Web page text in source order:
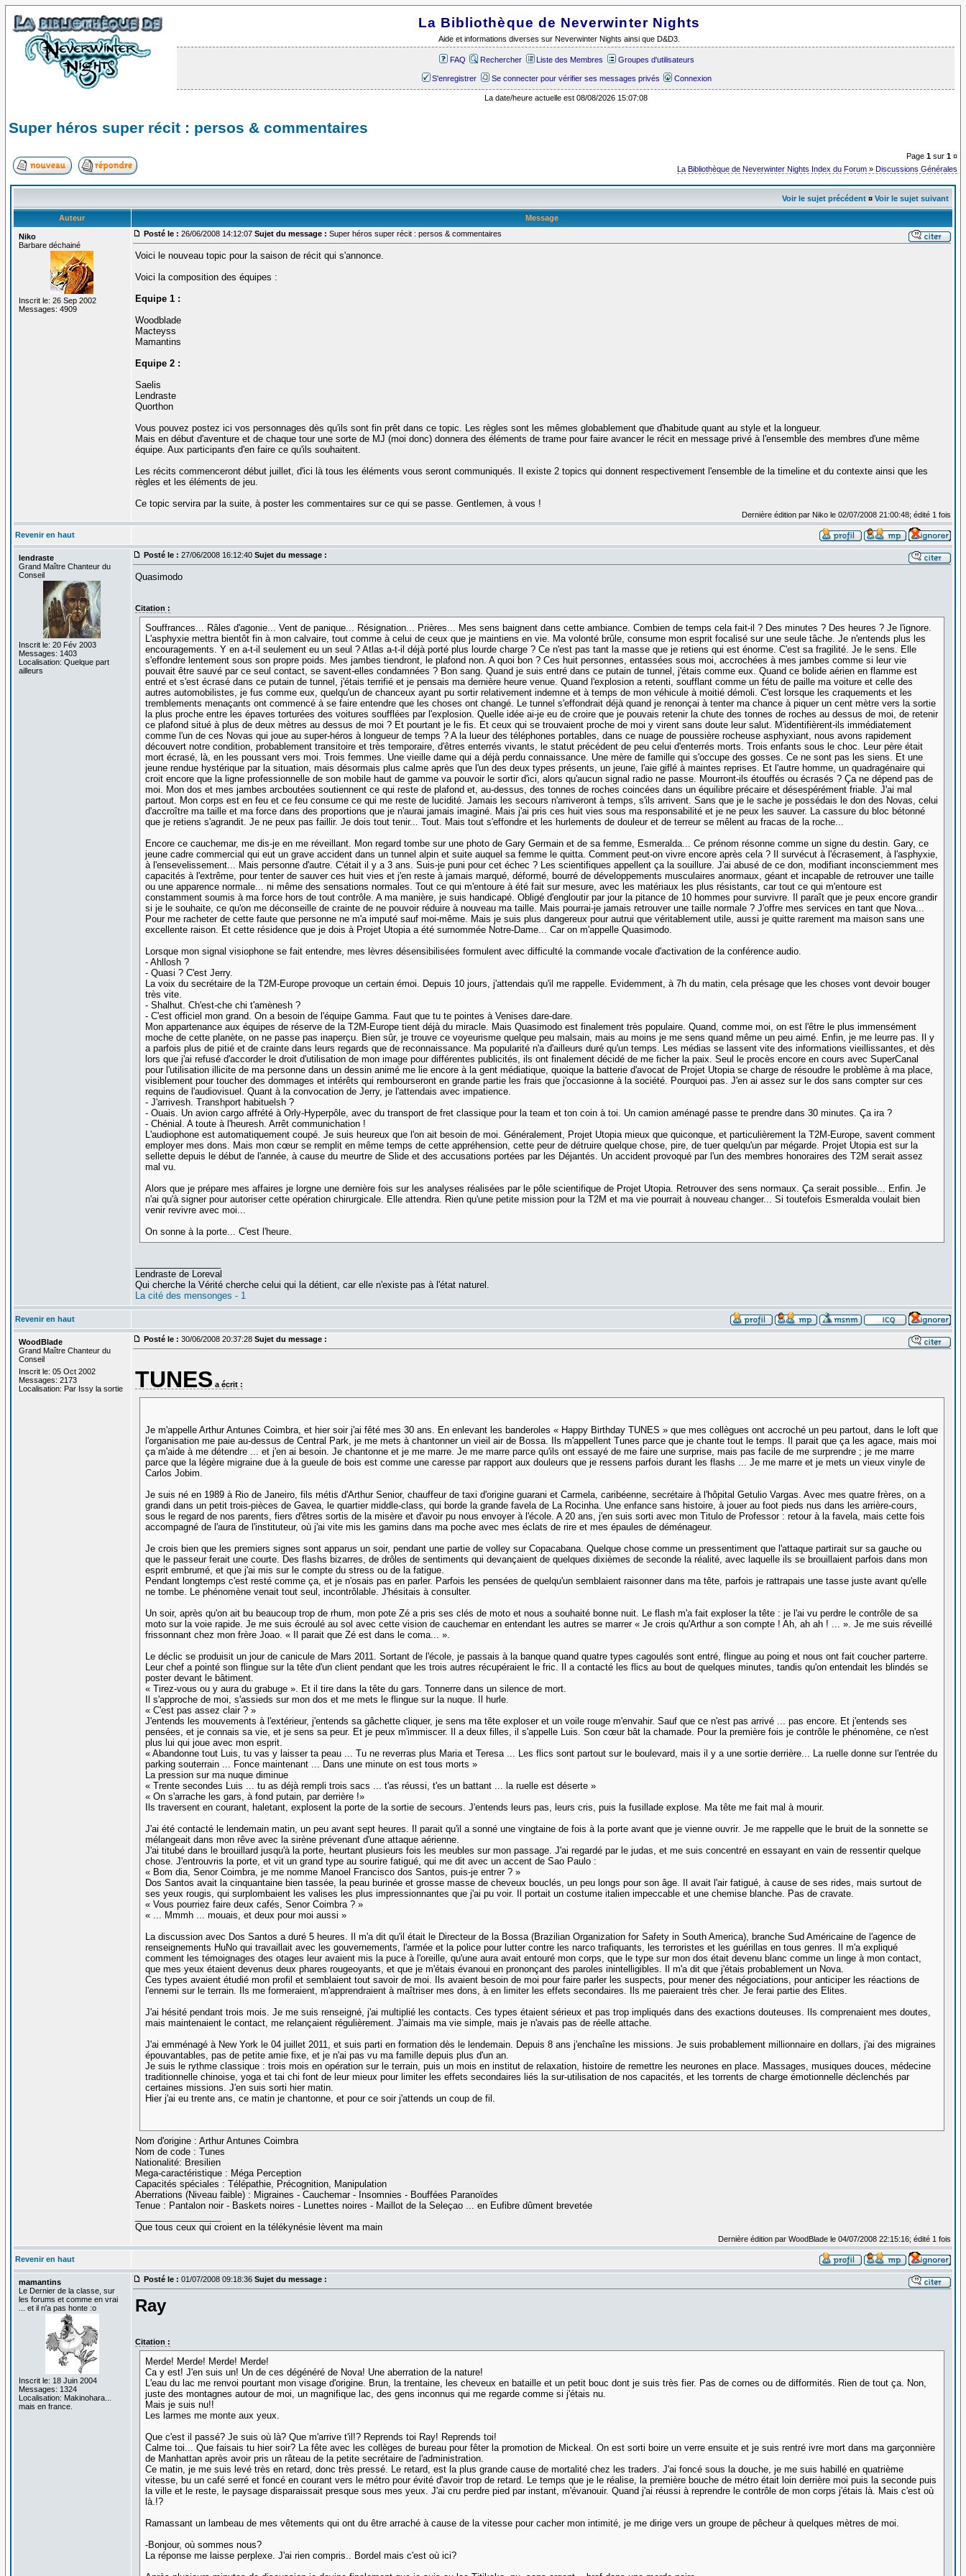
La Bibliothèque de Neverwinter Nights
Aide et informations diverses sur Neverwinter Nights ainsi que D&D3.
FAQ Rechercher Liste des Membres Groupes d'utilisateurs
S'enregistrer Se connecter pour vérifier ses messages privés Connexion
La date/heure actuelle est 08/08/2026 15:07:08
Super héros super récit : persos & commentaires
Page1 sur1 ¤
La Bibliothèque de Neverwinter Nights Index du Forum »Discussions Générales
Voir le sujet précédent¤ Voir le sujet suivant
Auteur Message
Niko
Barbare déchainé
Inscrit le: 26 Sep 2002
Messages: 4909
Posté le : 26/06/2008 14:12:07 Sujet du message : Super héros super récit : persos & commentaires
Voici le nouveau topic pour la saison de récit qui s'annonce.
Voici la composition des équipes :
Equipe 1 :
Woodblade
Macteyss
Mamantins
Equipe 2 :
Saelis
Lendraste
Quorthon
Vous pouvez postez ici vos personnages dès qu'ils sont fin prêt dans ce topic. Les règles sont les mêmes globablement que d'habitude quant au style et la longueur.
Mais en début d'aventure et de chaque tour une sorte de MJ (moi donc) donnera des éléments de trame pour faire avancer le récit en message privé à l'ensemble des membres d'une même
équipe. Aux participants d'en faire ce qu'ils souhaitent.
Les récits commenceront début juillet, d'ici là tous les éléments vous seront communiqués. Il existe 2 topics qui donnent respectivement l'ensemble de la timeline et du contexte ainsi que les
règles et les éléments de jeu.
Ce topic servira par la suite, à poster les commentaires sur ce qui se passe. Gentlemen, à vous !
Dernière édition par Niko le 02/07/2008 21:00:48; édité 1 fois
Revenir en haut
lendraste
Grand Maître Chanteur du
Conseil
Inscrit le: 20 Fév 2003
Messages: 1403
Localisation: Quelque part
ailleurs
Posté le : 27/06/2008 16:12:40 Sujet du message :
Quasimodo
Citation :
Souffrances... Râles d'agonie... Vent de panique... Résignation... Prières... Mes sens baignent dans cette ambiance. Combien de temps cela fait-il ? Des minutes ? Des heures ? Je l'ignore.
L'asphyxie mettra bientôt fin à mon calvaire, tout comme à celui de ceux que je maintiens en vie. Ma volonté brûle, consume mon esprit focalisé sur une seule tâche. Je n'entends plus les
encouragements. Y en a-t-il seulement eu un seul ? Atlas a-t-il déjà porté plus lourde charge ? Ce n'est pas tant la masse que je retiens qui est énorme. C'est sa fragilité. Je le sens. Elle
s'effondre lentement sous son propre poids. Mes jambes tiendront, le plafond non. A quoi bon ? Ces huit personnes, entassées sous moi, accrochées à mes jambes comme si leur vie
pouvait être sauvé par ce seul contact, se savent-elles condamnées ? Bon sang. Quand je suis entré dans ce putain de tunnel, j'étais comme eux. Quand ce bolide aérien en flamme est
entré et s'est écrasé dans ce putain de tunnel, j'étais terrifié et je pensais ma dernière heure venue. Quand l'explosion a retenti, soufflant comme un fétu de paille ma voiture et celle des
autres automobilistes, je fus comme eux, quelqu'un de chanceux ayant pu sortir relativement indemne et à temps de mon véhicule à moitié démoli. C'est lorsque les craquements et les
tremblements menaçants ont commencé à se faire entendre que les choses ont changé. Le tunnel s'effondrait déjà quand je renonçai à tenter ma chance à piquer un cent mètre vers la sortie
la plus proche entre les épaves torturées des voitures soufflées par l'explosion. Quelle idée ai-je eu de croire que je pouvais retenir la chute des tonnes de roches au dessus de moi, de retenir
ce plafond situé à plus de deux mètres au dessus de moi ? Et pourtant je le fis. Et ceux qui se trouvaient proche de moi y virent sans doute leur salut. M'identifièrent-ils immédiatement
comme l'un de ces Novas qui joue au super-héros à longueur de temps ? A la lueur des téléphones portables, dans ce nuage de poussière rocheuse asphyxiant, nous avons rapidement
découvert notre condition, probablement transitoire et très temporaire, d'êtres enterrés vivants, le statut précédent de peu celui d'enterrés morts. Trois enfants sous le choc. Leur père était
mort écrasé, là, en les poussant vers moi. Trois femmes. Une vieille dame qui a déjà perdu connaissance. Une mère de famille qui s'occupe des gosses. Ce ne sont pas les siens. Et une
jeune rendue hystérique par la situation, mais désormais plus calme après que l'un des deux types présents, un jeune, l'aie giflé à maintes reprises. Et l'autre homme, un quadragénaire qui
croit encore que la ligne professionnelle de son mobile haut de gamme va pouvoir le sortir d'ici, alors qu'aucun signal radio ne passe. Mourront-ils étouffés ou écrasés ? Ça ne dépend pas de
moi. Mon dos et mes jambes arcboutées soutiennent ce qui reste de plafond et, au-dessus, des tonnes de roches coincées dans un équilibre précaire et désespérément friable. J'ai mal
partout. Mon corps est en feu et ce feu consume ce qui me reste de lucidité. Jamais les secours n'arriveront à temps, s'ils arrivent. Sans que je le sache je possédais le don des Novas, celui
d'accroître ma taille et ma force dans des proportions que je n'aurai jamais imaginé. Mais j'ai pris ces huit vies sous ma responsabilité et je ne peux les sauver. La cassure du bloc bétonné
que je retiens s'agrandit. Je ne peux pas faillir. Je dois tout tenir... Tout. Mais tout s'effondre et les hurlements de douleur et de terreur se mêlent au fracas de la roche...
Encore ce cauchemar, me dis-je en me réveillant. Mon regard tombe sur une photo de Gary Germain et de sa femme, Esmeralda... Ce prénom résonne comme un signe du destin. Gary, ce
jeune cadre commercial qui eut un grave accident dans un tunnel alpin et suite auquel sa femme le quitta. Comment peut-on vivre encore après cela ? Il survécut à l'écrasement, à l'asphyxie,
à l'ensevelissement... Mais personne d'autre. C'était il y a 3 ans. Suis-je puni pour cet échec ? Les scientifiques appellent ça la souillure. J'ai abusé de ce don, modifiant inconsciemment mes
capacités à l'extrême, pour tenter de sauver ces huit vies et j'en reste à jamais marqué, déformé, bourré de développements musculaires anormaux, géant et incapable de retrouver une taille
ou une apparence normale... ni même des sensations normales. Tout ce qui m'entoure à été fait sur mesure, avec les matériaux les plus résistants, car tout ce qui m'entoure est
constamment soumis à ma force hors de tout contrôle. A ma manière, je suis handicapé. Obligé d'engloutir par jour la pitance de 10 hommes pour survivre. Il paraît que je peux encore grandir
si je le souhaite, ce qu'on me déconseille de crainte de ne pouvoir réduire à nouveau ma taille. Mais pourrai-je jamais retrouver une taille normale ? J'offre mes services en tant que Nova...
Pour me racheter de cette faute que personne ne m'a imputé sauf moi-même. Mais je suis plus dangereux pour autrui que véritablement utile, aussi je quitte rarement ma maison sans une
excellente raison. Et cette résidence que je dois à Projet Utopia a été surnommée Notre-Dame... Car on m'appelle Quasimodo.
Lorsque mon signal visiophone se fait entendre, mes lèvres désensibilisées formulent avec difficulté la commande vocale d'activation de la conférence audio.
- Ahllosh ?
- Quasi ? C'est Jerry.
La voix du secrétaire de la T2M-Europe provoque un certain émoi. Depuis 10 jours, j'attendais qu'il me rappelle. Evidemment, à 7h du matin, cela présage que les choses vont devoir bouger
très vite.
- Shalhut. Ch'est-che chi t'amènesh ?
- C'est officiel mon grand. On a besoin de l'équipe Gamma. Faut que tu te pointes à Venises dare-dare.
Mon appartenance aux équipes de réserve de la T2M-Europe tient déjà du miracle. Mais Quasimodo est finalement très populaire. Quand, comme moi, on est l'être le plus immensément
moche de cette planète, on ne passe pas inaperçu. Bien sûr, je trouve ce voyeurisme quelque peu malsain, mais au moins je me sens quand même un peu aimé. Enfin, je me leurre pas. Il y
a parfois plus de pitié et de crainte dans leurs regards que de reconnaissance. Ma popularité n'a d'ailleurs duré qu'un temps. Les médias se lassent vite des informations vieillissantes, et dès
lors que j'ai refusé d'accorder le droit d'utilisation de mon image pour différentes publicités, ils ont finalement décidé de me ficher la paix. Seul le procès encore en cours avec SuperCanal
pour l'utilisation illicite de ma personne dans un dessin animé me lie encore à la gent médiatique, quoique la batterie d'avocat de Projet Utopia se charge de résoudre le problème à ma place,
visiblement pour toucher des dommages et intérêts qui rembourseront en grande partie les frais que j'occasionne à la société. Pourquoi pas. J'en ai assez sur le dos sans compter sur ces
requins de l'audiovisuel. Quant à la convocation de Jerry, je l'attendais avec impatience.
- J'arrivesh. Transhport habituelsh ?
- Ouais. Un avion cargo affrété à Orly-Hyperpôle, avec du transport de fret classique pour la team et ton coin à toi. Un camion aménagé passe te prendre dans 30 minutes. Ça ira ?
- Chénial. A toute à l'heuresh. Arrêt communichation !
L'audiophone est automatiquement coupé. Je suis heureux que l'on ait besoin de moi. Généralement, Projet Utopia mieux que quiconque, et particulièrement la T2M-Europe, savent comment
employer mes dons. Mais mon cœur se remplit en même temps de cette appréhension, cette peur de détruire quelque chose, pire, de tuer quelqu'un par mégarde. Projet Utopia est sur la
sellette depuis le début de l'année, à cause du meurtre de Slide et des accusations portées par les Déjantés. Un accident provoqué par l'un des membres honoraires des T2M serait assez
mal vu.
Alors que je prépare mes affaires je lorgne une dernière fois sur les analyses réalisées par le pôle scientifique de Projet Utopia. Retrouver des sens normaux. Ça serait possible... Enfin. Je
n'ai qu'à signer pour autoriser cette opération chirurgicale. Elle attendra. Rien qu'une petite mission pour la T2M et ma vie pourrait à nouveau changer... Si toutefois Esmeralda voulait bien
venir revivre avec moi...
On sonne à la porte... C'est l'heure.
Lendraste de Loreval
Qui cherche la Vérité cherche celui qui la détient, car elle n'existe pas à l'état naturel.
La cité des mensonges - 1
Revenir en haut
WoodBlade
Grand Maître Chanteur du
Conseil
Inscrit le: 05 Oct 2002
Messages: 2173
Localisation: Par Issy la sortie
Posté le : 30/06/2008 20:37:28 Sujet du message :
TUNES a écrit :
Je m'appelle Arthur Antunes Coimbra, et hier soir j'ai fêté mes 30 ans. En enlevant les banderoles « Happy Birthday TUNES » que mes collègues ont accroché un peu partout, dans le loft que
l'organisation me paie au-dessus de Central Park, je me mets à chantonner un vieil air de Bossa. Ils m'appellent Tunes parce que je chante tout le temps. Il parait que ça les agace, mais moi
ça m'aide à me détendre ... et j'en ai besoin. Je chantonne et je me marre. Je me marre parce qu'ils ont essayé de me faire une surprise, mais pas facile de me surprendre ; je me marre
parce que la légère migraine due à la gueule de bois est comme une caresse par rapport aux douleurs que je ressens parfois durant les flashs ... Je me marre et je mets un vieux vinyle de
Carlos Jobim.
Je suis né en 1989 à Rio de Janeiro, fils métis d'Arthur Senior, chauffeur de taxi d'origine guarani et Carmela, caribéenne, secrétaire à l'hôpital Getulio Vargas. Avec mes quatre frères, on a
grandi dans un petit trois-pièces de Gavea, le quartier middle-class, qui borde la grande favela de La Rocinha. Une enfance sans histoire, à jouer au foot pieds nus dans les arrière-cours,
sous le regard de nos parents, fiers d'êtres sortis de la misère et d'avoir pu nous envoyer à l'école. A 20 ans, j'en suis sorti avec mon Titulo de Professor : retour à la favela, mais cette fois
accompagné de l'aura de l'instituteur, où j'ai vite mis les gamins dans ma poche avec mes éclats de rire et mes épaules de déménageur.
Je crois bien que les premiers signes sont apparus un soir, pendant une partie de volley sur Copacabana. Quelque chose comme un pressentiment que l'attaque partirait sur sa gauche ou
que le passeur ferait une courte. Des flashs bizarres, de drôles de sentiments qui devançaient de quelques dixièmes de seconde la réalité, avec laquelle ils se brouillaient parfois dans mon
esprit embrumé, et que j'ai mis sur le compte du stress ou de la fatigue.
Pendant longtemps c'est resté comme ça, et je n'osais pas en parler. Parfois les pensées de quelqu'un semblaient raisonner dans ma tête, parfois je rattrapais une tasse juste avant qu'elle
ne tombe. Le phénomène venait tout seul, incontrôlable. J'hésitais à consulter.
Un soir, après qu'on ait bu beaucoup trop de rhum, mon pote Zé a pris ses clés de moto et nous a souhaité bonne nuit. Le flash m'a fait exploser la tête : je l'ai vu perdre le contrôle de sa
moto sur la voie rapide. Je me suis écroulé au sol avec cette vision de cauchemar en entendant les autres se marrer « Je crois qu'Arthur a son compte ! Ah, ah ah ! ... ». Je me suis réveillé
frissonnant chez mon frère Joao. « Il parait que Zé est dans le coma... ».
Le déclic se produisit un jour de canicule de Mars 2011. Sortant de l'école, je passais à la banque quand quatre types cagoulés sont entré, flingue au poing et nous ont fait coucher parterre.
Leur chef a pointé son flingue sur la tête d'un client pendant que les trois autres récupéraient le fric. Il a contacté les flics au bout de quelques minutes, tandis qu'on entendait les blindés se
poster devant le bâtiment.
« Tirez-vous ou y aura du grabuge ». Et il tire dans la tête du gars. Tonnerre dans un silence de mort.
Il s'approche de moi, s'assieds sur mon dos et me mets le flingue sur la nuque. Il hurle.
« C'est pas assez clair ? »
J'entends les mouvements à l'extérieur, j'entends sa gâchette cliquer, je sens ma tête exploser et un voile rouge m'envahir. Sauf que ce n'est pas arrivé ... pas encore. Et j'entends ses
pensées, et je connais sa vie, et je sens sa peur. Et je peux m'immiscer. Il a deux filles, il s'appelle Luis. Son cœur bât la chamade. Pour la première fois je contrôle le phénomène, ce n'est
plus lui qui joue avec mon esprit.
« Abandonne tout Luis, tu vas y laisser ta peau ... Tu ne reverras plus Maria et Teresa ... Les flics sont partout sur le boulevard, mais il y a une sortie derrière... La ruelle donne sur l'entrée du
parking souterrain ... Fonce maintenant ... Dans une minute on est tous morts »
La pression sur ma nuque diminue
« Trente secondes Luis ... tu as déjà rempli trois sacs ... t'as réussi, t'es un battant ... la ruelle est déserte »
« On s'arrache les gars, à fond putain, par derrière !»
Ils traversent en courant, haletant, explosent la porte de la sortie de secours. J'entends leurs pas, leurs cris, puis la fusillade explose. Ma tête me fait mal à mourir.
J'ai été contacté le lendemain matin, un peu avant sept heures. Il parait qu'il a sonné une vingtaine de fois à la porte avant que je vienne ouvrir. Je me rappelle que le bruit de la sonnette se
mélangeait dans mon rêve avec la sirène prévenant d'une attaque aérienne.
J'ai titubé dans le brouillard jusqu'à la porte, heurtant plusieurs fois les meubles sur mon passage. J'ai regardé par le judas, et me suis concentré en essayant en vain de ressentir quelque
chose. J'entrouvris la porte, et vit un grand type au sourire fatigué, qui me dit avec un accent de Sao Paulo :
« Bom dia, Senor Coimbra, je me nomme Manoel Francisco dos Santos, puis-je entrer ? »
Dos Santos avait la cinquantaine bien tassée, la peau burinée et grosse masse de cheveux bouclés, un peu longs pour son âge. Il avait l'air fatigué, à cause de ses rides, mais surtout de
ses yeux rougis, qui surplombaient les valises les plus impressionnantes que j'ai pu voir. Il portait un costume italien impeccable et une chemise blanche. Pas de cravate.
« Vous pourriez faire deux cafés, Senor Coimbra ? »
« ... Mmmh ... mouais, et deux pour moi aussi »
La discussion avec Dos Santos a duré 5 heures. Il m'a dit qu'il était le Directeur de la Bossa (Brazilian Organization for Safety in South America), branche Sud Américaine de l'agence de
renseignements HuNo qui travaillait avec les gouvernements, l'armée et la police pour lutter contre les narco trafiquants, les terroristes et les guérillas en tous genres. Il m'a expliqué
comment les témoignages des otages leur avaient mis la puce à l'oreille, qu'une aura avait entouré mon corps, que le type sur mon dos était devenu blanc comme un linge à mon contact,
que mes yeux étaient devenus deux phares rougeoyants, et que je m'étais évanoui en prononçant des paroles inintelligibles. Il m'a dit que j'étais probablement un Nova.
Ces types avaient étudié mon profil et semblaient tout savoir de moi. Ils avaient besoin de moi pour faire parler les suspects, pour mener des négociations, pour anticiper les réactions de
l'ennemi sur le terrain. Ils me formeraient, m'apprendraient à maîtriser mes dons, à en limiter les effets secondaires. Ils me paieraient très cher. Je ferai partie des Elites.
J'ai hésité pendant trois mois. Je me suis renseigné, j'ai multiplié les contacts. Ces types étaient sérieux et pas trop impliqués dans des exactions douteuses. Ils comprenaient mes doutes,
mais maintenaient le contact, me relançaient régulièrement. J'aimais ma vie simple, mais je n'avais pas de réelle attache.
J'ai emménagé à New York le 04 juillet 2011, et suis parti en formation dès le lendemain. Depuis 8 ans j'enchaîne les missions. Je suis probablement millionnaire en dollars, j'ai des migraines
épouvantables, pas de petite amie fixe, et je n'ai pas vu ma famille depuis plus d'un an.
Je suis le rythme classique : trois mois en opération sur le terrain, puis un mois en institut de relaxation, histoire de remettre les neurones en place. Massages, musiques douces, médecine
traditionnelle chinoise, yoga et tai chi font de leur mieux pour limiter les effets secondaires liés la sur-utilisation de nos capacités, et les torrents de charge émotionnelle déclenchés par
certaines missions. J'en suis sorti hier matin.
Hier j'ai eu trente ans, ce matin je chantonne, et pour ce soir j'attends un coup de fil.
Nom d'origine : Arthur Antunes Coimbra
Nom de code : Tunes
Nationalité: Bresilien
Mega-caractéristique : Méga Perception
Capacités spéciales : Télépathie, Précognition, Manipulation
Aberrations (Niveau faible) : Migraines - Cauchemar - Insomnies - Bouffées Paranoïdes
Tenue : Pantalon noir - Baskets noires - Lunettes noires - Maillot de la Seleçao ... en Eufibre dûment brevetée
Que tous ceux qui croient en la télékynésie lèvent ma main
Dernière édition par WoodBlade le 04/07/2008 22:15:16; édité 1 fois
Revenir en haut
mamantins
Le Dernier de la classe, sur
les forums et comme en vrai
... et il n'a pas honte :o
Inscrit le: 18 Juin 2004
Messages: 1324
Localisation: Makinohara...
mais en france.
Posté le : 01/07/2008 09:18:36 Sujet du message :
Ray
Citation :
Merde! Merde! Merde! Merde!
Ca y est! J'en suis un! Un de ces dégénéré de Nova! Une aberration de la nature!
L'eau du lac me renvoi pourtant mon visage d'origine. Brun, la trentaine, les cheveux en bataille et un petit bouc dont je suis très fier. Pas de cornes ou de difformités. Rien de tout ça. Non,
juste des montagnes autour de moi, un magnifique lac, des gens inconnus qui me regarde comme si j'étais nu.
Mais je suis nu!!
Les larmes me monte aux yeux.
Que c'est il passé? Je suis où là? Que m'arrive t'il!? Reprends toi Ray! Reprends toi!
Calme toi... Que faisais tu hier soir? La fête avec les collèges de bureau pour fêter la promotion de Mickeal. On est sorti boire un verre ensuite et je suis rentré ivre mort dans ma garçonnière
de Manhattan après avoir pris un râteau de la petite secrétaire de l'administration.
Ce matin, je me suis levé très en retard, donc très pressé. Le retard, est la plus grande cause de mortalité chez les traders. J'ai foncé sous la douche, je me suis habillé en quatrième
vitesse, bu un café serré et foncé en courant vers le métro pour évité d'avoir trop de retard. Le temps que je le réalise, la première bouche de métro était loin derrière moi puis la seconde puis
la ville et le reste, le paysage disparaissait presque sous mes yeux. J'ai cru perdre pied par instant, m'évanouir. Quand j'ai réussi à reprendre le contrôle de mon corps j'étais là. Mais c'est où
là.!?
Ramassant un lambeau de mes vêtements qui ont du être arraché à cause de la vitesse pour cacher mon intimité, je me dirige vers un groupe de pêcheur à quelques mètres de moi.
-Bonjour, où sommes nous?
La réponse me laisse perplexe. J'ai rien compris.. Bordel mais c'est où ici?